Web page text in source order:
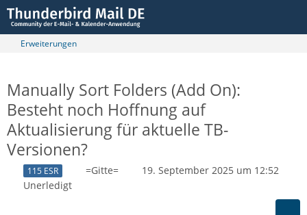
Erweiterungen
Manually Sort Folders (Add On):
Besteht noch Hoffnung auf
Aktualisierung für aktuelle TB-
Versionen?
115 ESR =Gitte=
19. September 2025 um 12:52
Unerledigt